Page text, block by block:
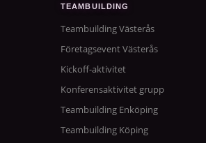
TEAMBUILDING
Teambuilding Västerås
Företagsevent Västerås
Kickoff-aktivitet
Konferensaktivitet grupp
Teambuilding Enköping
Teambuilding Köping